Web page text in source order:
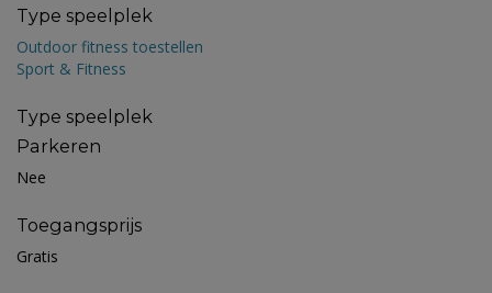
Type speelplek
Outdoor fitness toestellen
Sport & Fitness
Type speelplek
Parkeren
Nee
Toegangsprijs
Gratis